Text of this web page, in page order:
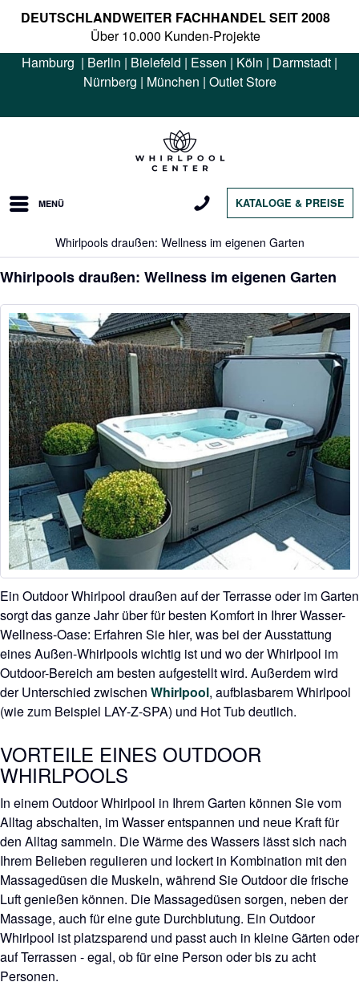
DEUTSCHLANDWEITER FACHHANDEL SEIT 2008
Über 10.000 Kunden-Projekte
Hamburg | Berlin | Bielefeld | Essen | Köln | Darmstadt |
Nürnberg | München | Outlet Store
MENÜ KATALOGE & PREISE
Whirlpools draußen: Wellness im eigenen Garten
Whirlpools draußen: Wellness im eigenen Garten
Ein Outdoor Whirlpool draußen auf der Terrasse oder im Garten
sorgt das ganze Jahr über für besten Komfort in Ihrer Wasser-
Wellness-Oase: Erfahren Sie hier, was bei der Ausstattung
eines Außen-Whirlpools wichtig ist und wo der Whirlpool im
Outdoor-Bereich am besten aufgestellt wird. Außerdem wird
der Unterschied zwischen Whirlpool, aufblasbarem Whirlpool
(wie zum Beispiel LAY-Z-SPA) und Hot Tub deutlich.
VORTEILE EINES OUTDOOR
WHIRLPOOLS
In einem Outdoor Whirlpool in Ihrem Garten können Sie vom
Alltag abschalten, im Wasser entspannen und neue Kraft für
den Alltag sammeln. Die Wärme des Wassers lässt sich nach
Ihrem Belieben regulieren und lockert in Kombination mit den
Massagedüsen die Muskeln, während Sie Outdoor die frische
Luft genießen können. Die Massagedüsen sorgen, neben der
Massage, auch für eine gute Durchblutung. Ein Outdoor
Whirlpool ist platzsparend und passt auch in kleine Gärten oder
auf Terrassen - egal, ob für eine Person oder bis zu acht
Personen.